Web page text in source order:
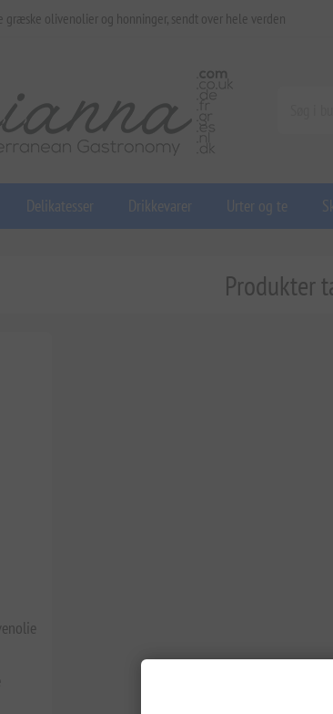
græske olivenolier og honninger, sendt over hele verden
Delikatesser Drikkevarer Urter og te
Produkter